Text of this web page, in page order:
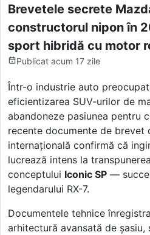
Brevetele secrete
constructorul nipon în
sport hibridă cu motor
Publicat acum 17 zile
Într-o industrie auto
eficientizarea SUV-urilor de
abandoneze pasiunea pentru
recente documente de brevet
internațională confirmă că
lucrează intens la
conceptului Iconic SP —
legendarului RX-7.
Documentele tehnice
arhitectură avansată de